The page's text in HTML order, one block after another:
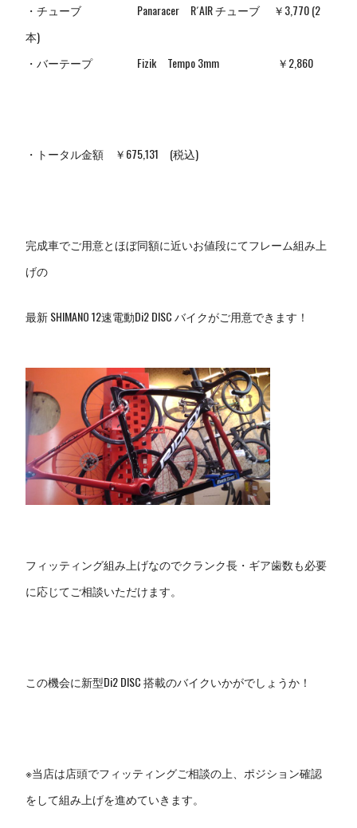
・チューブ Panaracer R´AIR チューブ ￥3,770 (2
本)
・バーテープ Fizik Tempo 3mm ￥2,860
・トータル金額 ￥675,131 (税込)
完成車でご用意とほぼ同額に近いお値段にてフレーム組み上
げの
最新 SHIMANO 12速電動Di2 DISC バイクがご用意できます！
フィッティング組み上げなのでクランク長・ギア歯数も必要
に応じてご相談いただけます。
この機会に新型Di2 DISC 搭載のバイクいかがでしょうか！
※当店は店頭でフィッティングご相談の上、ポジション確認
をして組み上げを進めていきます。